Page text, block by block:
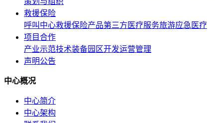
救援保险
呼叫中心救援保险产品第三方医疗服务旅游应急医疗
项目合作
产业示范技术装备园区开发运营管理
声明公告
中心概况
中心简介
中心架构